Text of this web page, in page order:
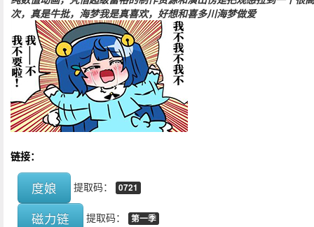
次，真是牛批，海梦我是真喜欢，好想和喜多川海梦做爱
链接：
度娘 提取码： 0721
磁力链 提取码： 第一季